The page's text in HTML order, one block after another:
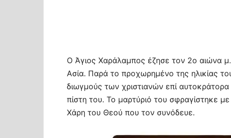
Ο Άγιος Χαράλαμπος έζησε τον 2ο αιώνα
Ασία. Παρά το προχωρημένο της ηλικίας
διωγμούς των χριστιανών επί
πίστη του. Το μαρτύριό του σφραγίστηκε
Χάρη του Θεού που τον συνόδευε.